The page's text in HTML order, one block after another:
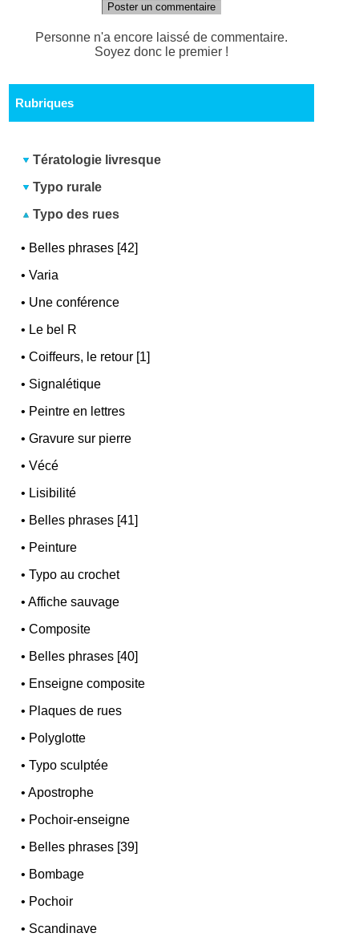
Poster un commentaire
Personne n'a encore laissé de commentaire.
Soyez donc le premier !
Rubriques
Tératologie livresque
Typo rurale
Typo des rues
• Belles phrases [42]
•Varia
• Une conférence
• Le bel R
•Coiffeurs, le retour [1]
• Signalétique
• Peintre en lettres
•Gravure sur pierre
•Vécé
• Lisibilité
• Belles phrases [41]
• Peinture
•Typo au crochet
•Affiche sauvage
•Composite
• Belles phrases [40]
• Enseigne composite
• Plaques de rues
• Polyglotte
•Typo sculptée
•Apostrophe
• Pochoir-enseigne
• Belles phrases [39]
• Bombage
• Pochoir
• Scandinave